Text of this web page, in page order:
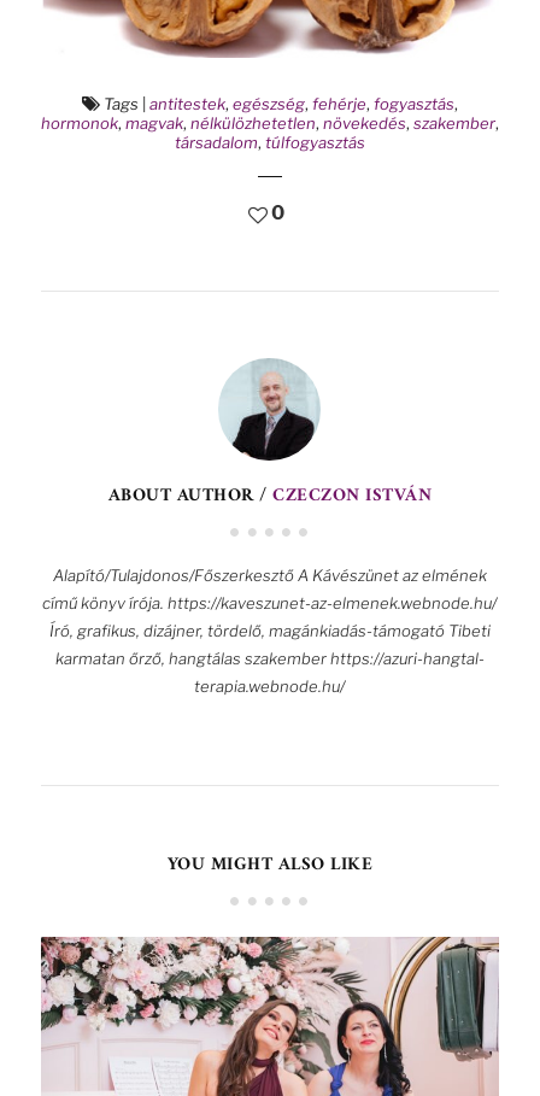
Tags antitestek, egészség, fehérje, fogyasztás,
hormonok, magvak, nélkülözhetetlen, növekedés, szakember,
társadalom, túlfogyasztás
0
ABOUT AUTHOR /CZECZON ISTVÁN
Alapító/Tulajdonos/Főszerkesztő A Kávészünet az elmének
című könyv írója. https://kaveszunet-az-elmenek.webnode.hu/
Író, grafikus, dizájner, tördelő, magánkiadás-támogató Tibeti
karmatan őrző, hangtálas szakember https://azuri-hangtal-
terapia.webnode.hu/
YOU MIGHT ALSO LIKE